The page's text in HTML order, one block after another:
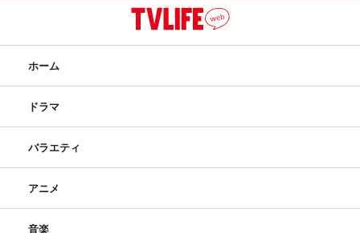
ホーム
ドラマ
バラエティ
アニメ
音楽